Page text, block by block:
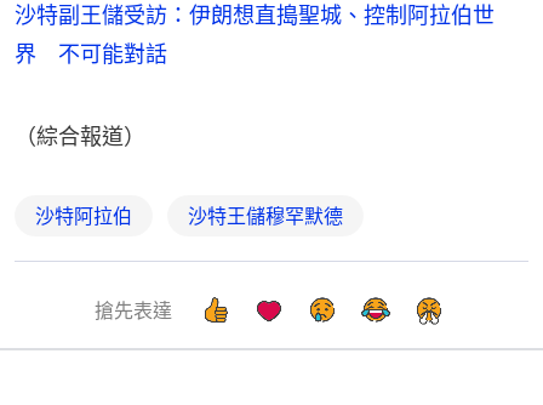
沙特副王儲受訪：伊朗想直搗聖城、控制阿拉伯世
界 不可能對話
（綜合報道）
沙特阿拉伯 沙特王儲穆罕默德
搶先表達